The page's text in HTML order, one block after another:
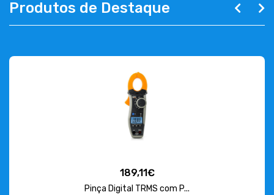
Produtos de Destaque
189,11€
Pinça Digital TRMS com P...